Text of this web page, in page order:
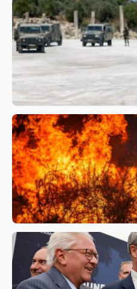
การเมือง
Amlo ตรวจสอบ 200 ราย ค
ไทย
การเมือง
อิสราเอลถูกกล่าวหาใช้โบรา
แบงก์
การเมือง
ฝรั่งเศสจับกุมหลายร้อยคน